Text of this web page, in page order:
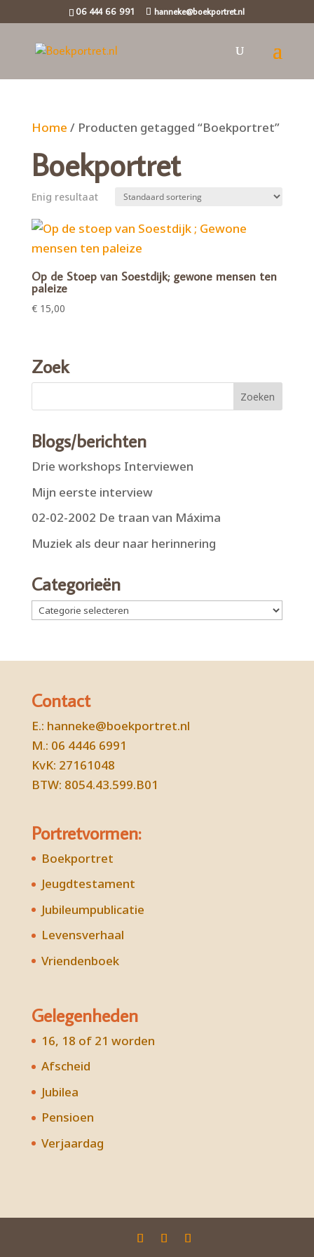
06 444 66 991 hanneke@boekportret.nl
Home / Producten getagged “Boekportret”
Boekportret
Enig resultaat
Op de Stoep van Soestdijk; gewone mensen ten
paleize
€15,00
Zoek
Blogs/berichten
Drie workshops Interviewen
Mijn eerste interview
02-02-2002 De traan van Máxima
Muziek als deur naar herinnering
Categorieën
Categorieën
Contact
E.: hanneke@boekportret.nl
M.: 06 4446 6991
KvK: 27161048
BTW: 8054.43.599.B01
Portretvormen:
Boekportret
Jeugdtestament
Jubileumpublicatie
Levensverhaal
Vriendenboek
Gelegenheden
16, 18 of 21 worden
Afscheid
Jubilea
Pensioen
Verjaardag